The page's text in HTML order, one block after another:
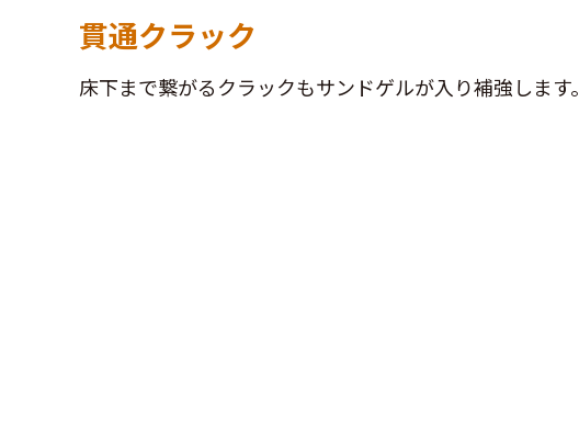
貫通クラック
床下まで繋がるクラックもサンドゲルが入り補強します。